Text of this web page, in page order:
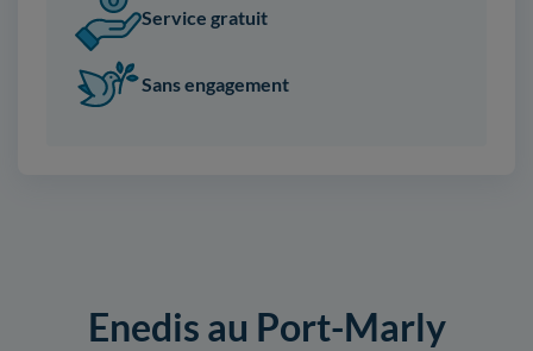
Service gratuit
Sans engagement
Enedis au Port-Marly